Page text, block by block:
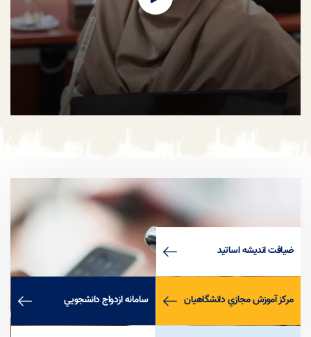
همکاری با شبکه سلامت صدا و سیما
لورم ایپسوم متن ساختگی با تولید سادگی نامفهوم از صنعت چاپ، و با استفاده از
طراحان گرافیک است، چاپگرها و متون بلکه روزنامه و مجله در ستون و سطرآنچنان
که لازم است، و برای شرایط فعلی تکنولوژی مورد نیاز، و کاربردهای متنوع با هدف
بهبود ابزارهای کاربردی می باشد، کتابهای زیادی در شصت و سه درصد گذشته حال و
حروفچینی دستاوردهای اصلی، و جوابگوی سوالات پیوسته اهل دنیای موجود
طراحی اساسا مورد استفاده قرار گیرد.
هفته گرامیداشت مقام استاد
لورم ایپسوم متن ساختگی با تولید سادگی نامفهوم از صنعت چاپ، و با استفاده از
ضيافت انديشه اساتيد
مركز آموزش مجازي دانشگاهيان سامانه ازدواج دانشجويي